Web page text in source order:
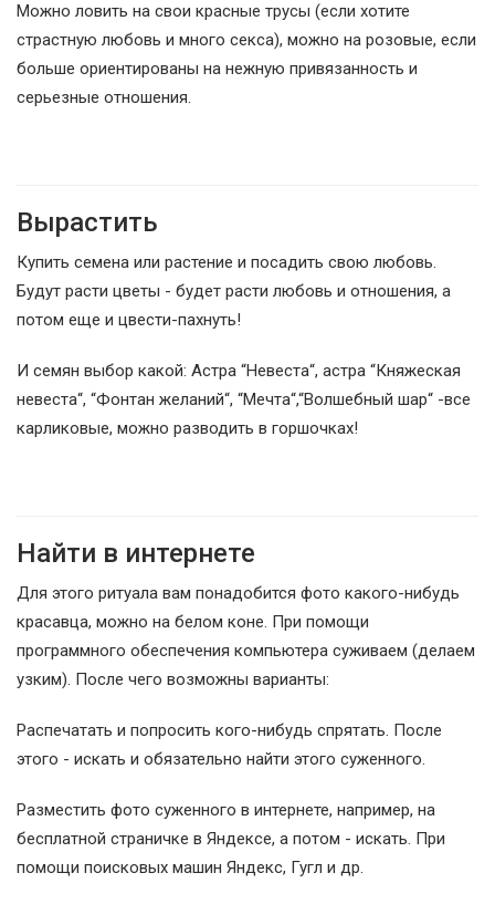
Можно ловить на свои красные трусы (если хотите
страстную любовь и много секса), можно на розовые, если
больше ориентированы на нежную привязанность и
серьезные отношения.
Вырастить
Купить семена или растение и посадить свою любовь.
Будут расти цветы - будет расти любовь и отношения, а
потом еще и цвести-пахнуть!
И семян выбор какой: Астра “Невеста“, астра “Княжеская
невеста“, “Фонтан желаний“, “Мечта“,“Волшебный шар“ -все
карликовые, можно разводить в горшочках!
Найти в интернете
Для этого ритуала вам понадобится фото какого-нибудь
красавца, можно на белом коне. При помощи
программного обеспечения компьютера суживаем (делаем
узким). После чего возможны варианты:
Распечатать и попросить кого-нибудь спрятать. После
этого - искать и обязательно найти этого суженного.
Разместить фото суженного в интернете, например, на
бесплатной страничке в Яндексе, а потом - искать. При
помощи поисковых машин Яндекс, Гугл и др.